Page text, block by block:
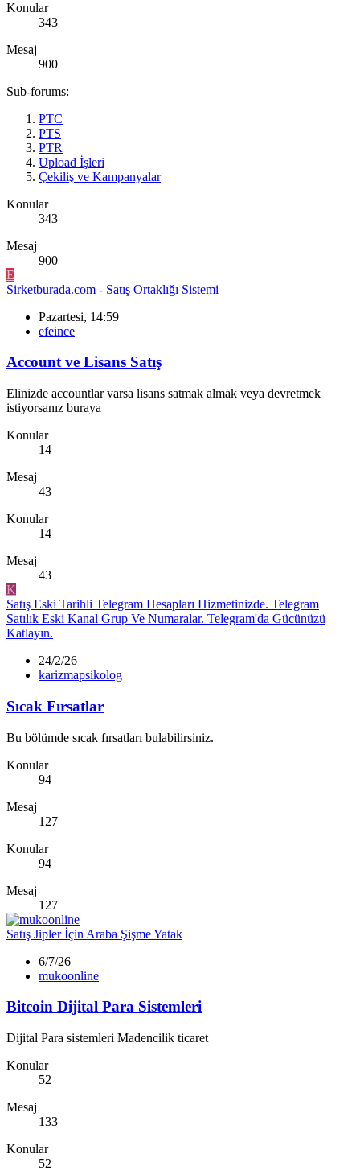
Konular
343
Mesaj
900
Sub-forums:
PTC
PTS
PTR
Upload İşleri
Çekiliş ve Kampanyalar
Konular
343
Mesaj
900
E
Sirketburada.com - Satış Ortaklığı Sistemi
Pazartesi, 14:59
efeince
Account ve Lisans Satış
Elinizde accountlar varsa lisans satmak almak veya devretmek
istiyorsanız buraya
Konular
14
Mesaj
43
Konular
14
Mesaj
43
K
Satış Eski Tarihli Telegram Hesapları Hizmetinizde. Telegram
Satılık Eski Kanal Grup Ve Numaralar. Telegram'da Gücünüzü
Katlayın.
24/2/26
karizmapsikolog
Sıcak Fırsatlar
Bu bölümde sıcak fırsatları bulabilirsiniz.
Konular
94
Mesaj
127
Konular
94
Mesaj
127
Satış Jipler İçin Araba Şişme Yatak
6/7/26
mukoonline
Bitcoin Dijital Para Sistemleri
Dijital Para sistemleri Madencilik ticaret
Konular
52
Mesaj
133
Konular
52